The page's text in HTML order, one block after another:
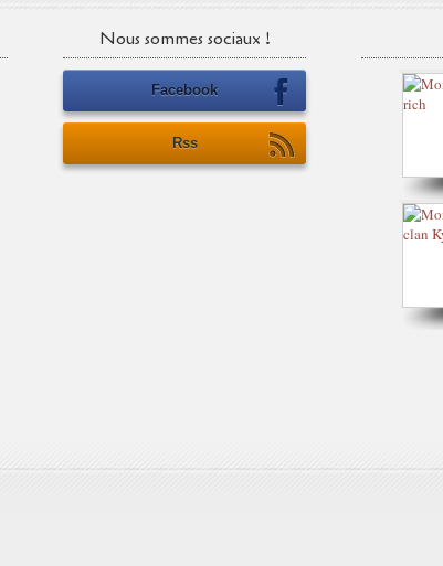
Nous sommes sociaux !
Facebook
Rss